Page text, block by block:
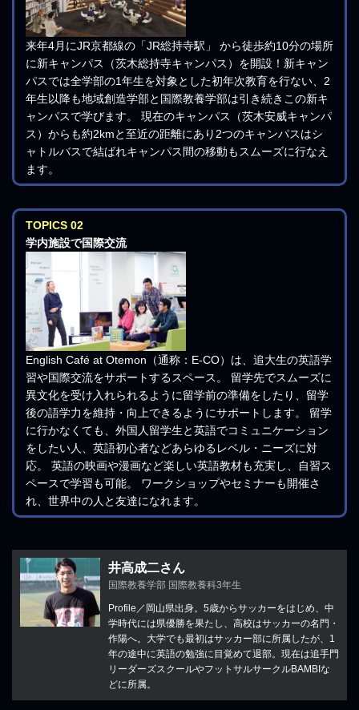
来年4月にJR京都線の「JR総持寺駅」 から徒歩約10分の場所
に新キャンパス（茨木総持寺キャンパス）を開設！新キャン
パスでは全学部の1年生を対象とした初年次教育を行ない、2
年生以降も地域創造学部と国際教養学部は引き続きこの新キ
ャンパスで学びます。 現在のキャンパス（茨木安威キャンパ
ス）からも約2kmと至近の距離にあり2つのキャンパスはシ
ャトルバスで結ばれキャンパス間の移動もスムーズに行なえ
ます。
TOPICS 02
学内施設で国際交流
English Café at Otemon（通称：E-CO）は、追大生の英語学
習や国際交流をサポートするスペース。 留学先でスムーズに
異文化を受け入れられるように留学前の準備をしたり、留学
後の語学力を維持・向上できるようにサポートします。 留学
に行かなくても、外国人留学生と英語でコミュニケーション
をしたい人、英語初心者などあらゆるレベル・ニーズに対
応。 英語の映画や漫画など楽しい英語教材も充実し、自習ス
ペースで学習も可能。 ワークショップやセミナーも開催さ
れ、世界中の人と友達になれます。
井高成二さん
国際教養学部 国際教養科3年生
Profile／岡山県出身。5歳からサッカーをはじめ、中
学時代には県優勝を果たし、高校はサッカーの名門・
作陽へ。大学でも最初はサッカー部に所属したが、1
年の途中に英語の勉強に目覚めて退部。現在は追手門
リーダーズスクールやフットサルサークルBAMBIな
どに所属。